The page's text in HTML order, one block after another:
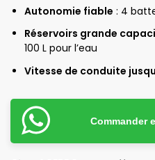
Autonomie fiable : 4
Réservoirs grande
100 L pour l’eau
Vitesse de conduite
Commander